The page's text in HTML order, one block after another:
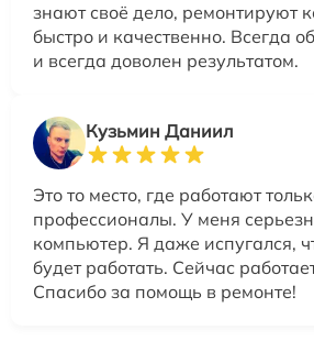
знают своё дело, ремонтируют
быстро и качественно. Всегда
и всегда доволен результатом.
Кузьмин Даниил
Это то место, где работают
профессионалы. У меня
компьютер. Я даже испугался,
будет работать. Сейчас
Спасибо за помощь в ремонте!